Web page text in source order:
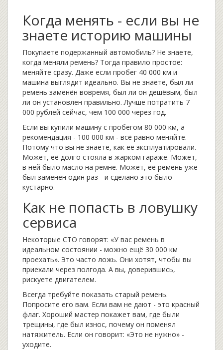
Когда менять - если вы не
знаете историю машины
Покупаете подержанный автомобиль? Не знаете,
когда меняли ремень? Тогда правило простое:
меняйте сразу. Даже если пробег 40 000 км и
машина выглядит идеально. Вы не знаете, был ли
ремень заменён вовремя, был ли он дешёвым, был
ли он установлен правильно. Лучше потратить 7
000 рублей сейчас, чем 100 000 через год.
Если вы купили машину с пробегом 80 000 км, а
рекомендация - 100 000 км - всё равно меняйте.
Потому что вы не знаете, как её эксплуатировали.
Может, её долго стояла в жарком гараже. Может,
в ней было масло на ремне. Может, её ремень уже
был заменён один раз - и сделано это было
кустарно.
Как не попасть в ловушку
сервиса
Некоторые СТО говорят: «У вас ремень в
идеальном состоянии - можно ещё 30 000 км
проехать». Это часто ложь. Они хотят, чтобы вы
приехали через полгода. А вы, доверившись,
рискуете двигателем.
Всегда требуйте показать старый ремень.
Попросите его вам. Если вам не дают - это красный
флаг. Хороший мастер покажет вам, где были
трещины, где был износ, почему он поменял
натяжитель. Если он говорит: «Это не нужно» -
уходите.